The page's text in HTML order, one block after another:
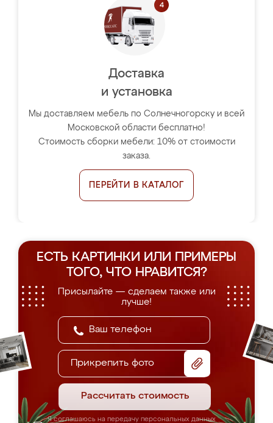
Доставка
и установка
Мы доставляем мебель по Солнечногорску и всей
Московской области бесплатно!
Стоимость сборки мебели: 10% от стоимости
заказа.
ПЕРЕЙТИ В КАТАЛОГ
ЕСТЬ КАРТИНКИ ИЛИ ПРИМЕРЫ
ТОГО, ЧТО НРАВИТСЯ?
Присылайте — сделаем также или
лучше!
Прикрепить фото
Рассчитать стоимость
Я соглашаюсь на передачу персональных данных